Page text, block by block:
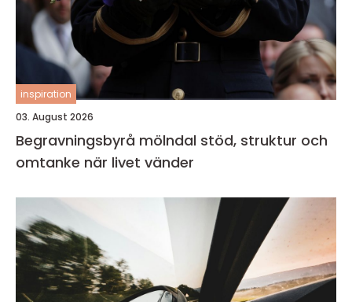
inspiration
03. August 2026
Begravningsbyrå mölndal stöd, struktur och
omtanke när livet vänder